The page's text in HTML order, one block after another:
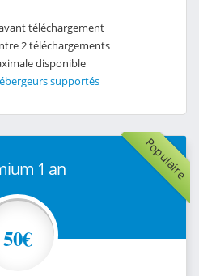
téléchargement
2 téléchargements
disponible
supportés
Populaire
1 an
50€